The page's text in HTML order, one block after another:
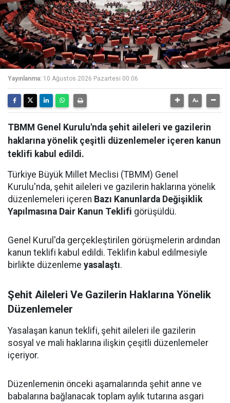
Yayınlanma: 10 Ağustos 2026 Pazartesi 00:06
TBMM Genel Kurulu'nda şehit aileleri ve gazilerin
haklarına yönelik çeşitli düzenlemeler içeren kanun
teklifi kabul edildi.
Türkiye Büyük Millet Meclisi (TBMM) Genel
Kurulu'nda, şehit aileleri ve gazilerin haklarına yönelik
düzenlemeleri içeren Bazı Kanunlarda Değişiklik
Yapılmasına Dair Kanun Teklifi görüşüldü.
Genel Kurul'da gerçekleştirilen görüşmelerin ardından
kanun teklifi kabul edildi. Teklifin kabul edilmesiyle
birlikte düzenleme yasalaştı.
Şehit Aileleri Ve Gazilerin Haklarına Yönelik
Düzenlemeler
Yasalaşan kanun teklifi, şehit aileleri ile gazilerin
sosyal ve mali haklarına ilişkin çeşitli düzenlemeler
içeriyor.
Düzenlemenin önceki aşamalarında şehit anne ve
babalarına bağlanacak toplam aylık tutarına asgari